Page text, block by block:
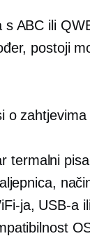
ABC ili
postoji
o zahtjevima
termalni
ja, USB-a